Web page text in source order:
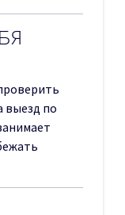
выезд по